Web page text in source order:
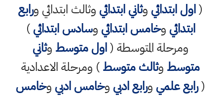
(اول ابتدائي وثاني ابتدائي وثالث ابتدائي ورابع
ابتدائي وخامس ابتدائي وسادس ابتدائي)
ومرحلة المتوسطة (اول متوسط وثاني
متوسط وثالث متوسط) ومرحلة الاعدادية
(رابع علمي ورابع ادبي وخامس ادبي وخامس